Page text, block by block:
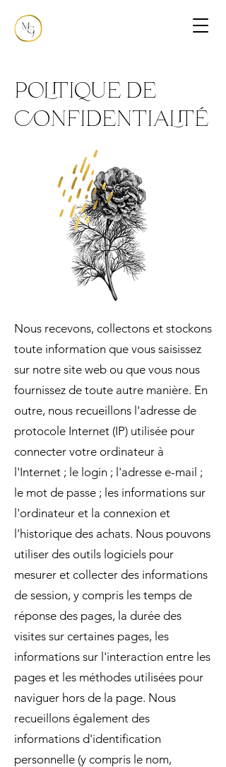
politique de
confidentialité
Nous recevons, collectons et stockons
toute information que vous saisissez
sur notre site web ou que vous nous
fournissez de toute autre manière. En
outre, nous recueillons l'adresse de
protocole Internet (IP) utilisée pour
connecter votre ordinateur à
l'Internet ; le login ; l'adresse e-mail ;
le mot de passe ; les informations sur
l'ordinateur et la connexion et
l'historique des achats. Nous pouvons
utiliser des outils logiciels pour
mesurer et collecter des informations
de session, y compris les temps de
réponse des pages, la durée des
visites sur certaines pages, les
informations sur l'interaction entre les
pages et les méthodes utilisées pour
naviguer hors de la page. Nous
recueillons également des
informations d'identification
personnelle (y compris le nom,